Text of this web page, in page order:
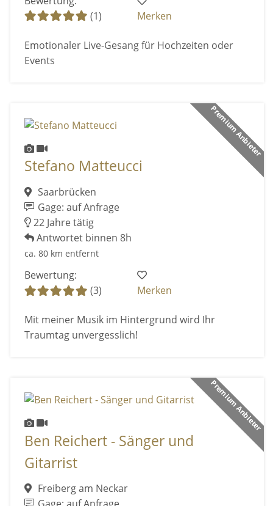
(1)
Merken
Emotionaler Live-Gesang für Hochzeiten oder
Events
Premium Anbieter
Stefano Matteucci
Saarbrücken
Gage: auf Anfrage
22 Jahre tätig
Antwortet binnen 8h
ca. 80 km entfernt
Bewertung:
(3)
Merken
Mit meiner Musik im Hintergrund wird Ihr
Traumtag unvergesslich!
Premium Anbieter
Ben Reichert - Sänger und
Gitarrist
Freiberg am Neckar